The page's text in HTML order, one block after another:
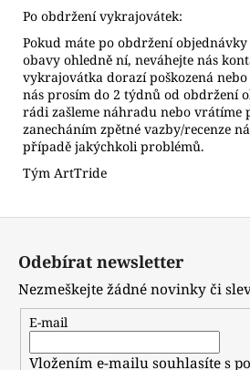
Po obdržení vykrajovátek:
Pokud máte po obdržení
obavy ohledně ní, neváhejte nás
vykrajovátka dorazí poškozená
nás prosím do 2 týdnů od obdržení
rádi zašleme náhradu nebo vrátíme
zanecháním zpětné vazby/recenze
případě jakýchkoli problémů.
Tým ArtTride
Odebírat newsletter
Nezmeškejte žádné novinky či
E-mail
Vložením e-mailu souhlasíte s